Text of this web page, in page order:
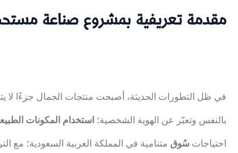
مقدمة تعريفية بمشروع صناعة
في ظل التطورات الحديثة، أصبحت منتجات الجمال جزءًا لا
بالنفس وتعبّر عن الهوية الشخصية؛ استخدام المكونات
احتياجاتسُوق متنامية في المملكة العربية السعودية؛ مع